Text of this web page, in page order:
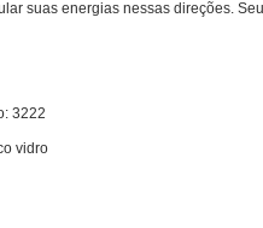
28
suas energias nessas direções.
3222
vidro